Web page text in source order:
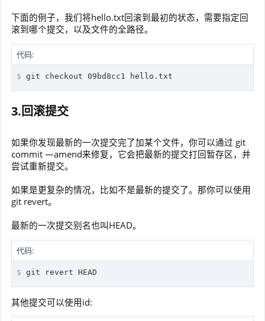
下面的例子，我们将hello.txt回滚到最初的状态，需要指定回
滚到哪个提交，以及文件的全路径。
代码:
$ git checkout 09bd8cc1 hello.txt
3.回滚提交
如果你发现最新的一次提交完了加某个文件，你可以通过 git
commit —amend来修复，它会把最新的提交打回暂存区，并
尝试重新提交。
如果是更复杂的情况，比如不是最新的提交了。那你可以使用
git revert。
最新的一次提交别名也叫HEAD。
代码:
$ git revert HEAD
其他提交可以使用id: